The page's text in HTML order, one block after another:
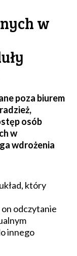
w
poza biurem
osób
w
wdrożenia
który
odczytanie
innego